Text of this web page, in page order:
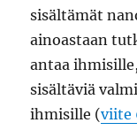
sisältämät
ainoastaan
antaa
sisältäviä
ihmisille (viite